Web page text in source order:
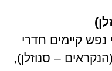
קיימים חדרי
– סנוזלן),